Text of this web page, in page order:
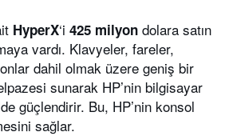
HyperX‘i 425 milyon dolara satın
vardı. Klavyeler, fareler,
dahil olmak üzere geniş bir
sunarak HP’nin bilgisayar
güçlendirir. Bu, HP’nin konsol
sağlar.